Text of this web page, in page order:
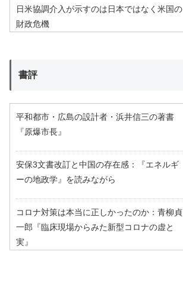
日米協調介入が示すのは日本ではなく米国の
財政危機
書評
平和都市・広島の設計者・浜井信三の著書
『原爆市長』
安保3文書改訂と中国の存在感：『エネルギ
ーの地政学』を読みながら
コロナ対策は本当に正しかったのか：青柳貞
一郎『臨床現場からみた新型コロナの虚と
実』